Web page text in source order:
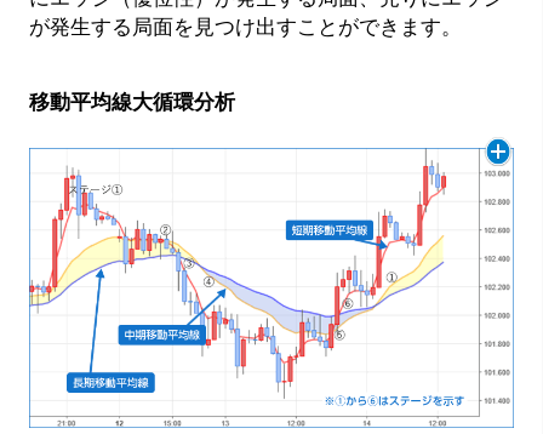
が発生する局面を見つけ出すことができます。
移動平均線大循環分析